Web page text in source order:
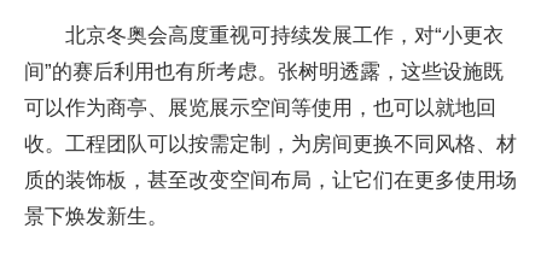
北京冬奥会高度重视可持续发展工作，对“小更衣
间”的赛后利用也有所考虑。张树明透露，这些设施既
可以作为商亭、展览展示空间等使用，也可以就地回
收。工程团队可以按需定制，为房间更换不同风格、材
质的装饰板，甚至改变空间布局，让它们在更多使用场
景下焕发新生。